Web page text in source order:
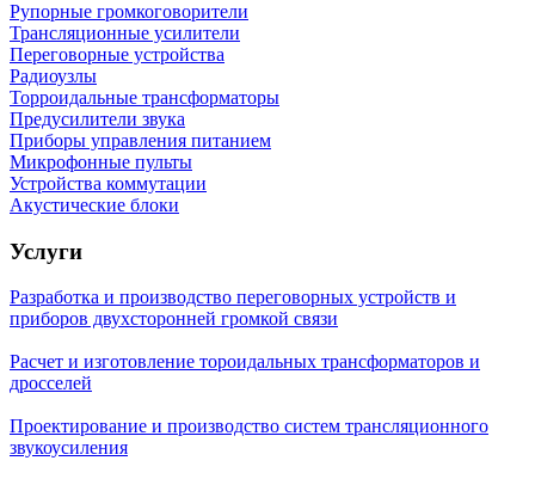
Рупорные громкоговорители
Трансляционные усилители
Переговорные устройства
Радиоузлы
Торроидальные трансформаторы
Предусилители звука
Приборы управления питанием
Микрофонные пульты
Устройства коммутации
Акустические блоки
Услуги
Разработка и производство переговорных устройств и
приборов двухсторонней громкой связи
Расчет и изготовление тороидальных трансформаторов и
дросселей
Проектирование и производство систем трансляционного
звукоусиления